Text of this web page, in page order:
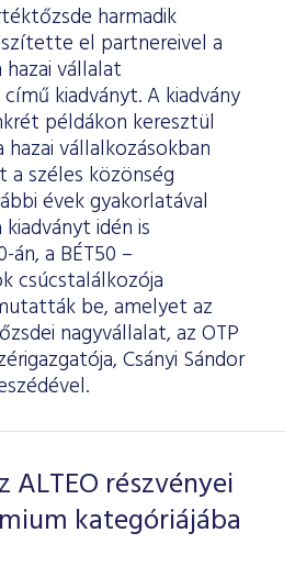
harmadik
el partnereivel a
vállalat
kiadványt. A kiadvány
példákon keresztül
vállalkozásokban
széles közönség
évek gyakorlatával
idén is
a BÉT50 –
csúcstalálkozója
be, amelyet az
nagyvállalat, az OTP
Csányi Sándor
ALTEO részvényei
kategóriájába